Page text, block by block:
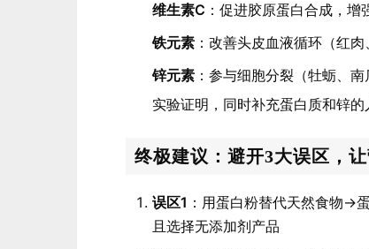
维生素C ：促进胶原蛋白合成，增
铁元素 ：改善头皮血液循环（红肉
锌元素 ：参与细胞分裂（牡蛎、南
实验证明，同时补充蛋白质和锌
终极建议：避开3大误区，
误区1 ：用蛋白粉替代天然食物→
且选择无添加剂产品